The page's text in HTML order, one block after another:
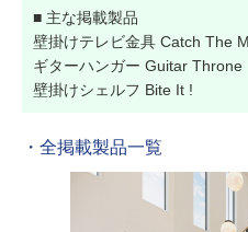
■ 主な掲載製品
壁掛けテレビ金具 Catch The
ギターハンガー Guitar Throne
壁掛けシェルフ Bite It !
・全掲載製品一覧